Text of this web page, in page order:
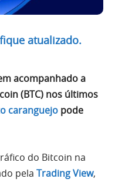
atualizado.
acompanhado a
(BTC) nos últimos
caranguejo pode
do Bitcoin na
pela Trading View,